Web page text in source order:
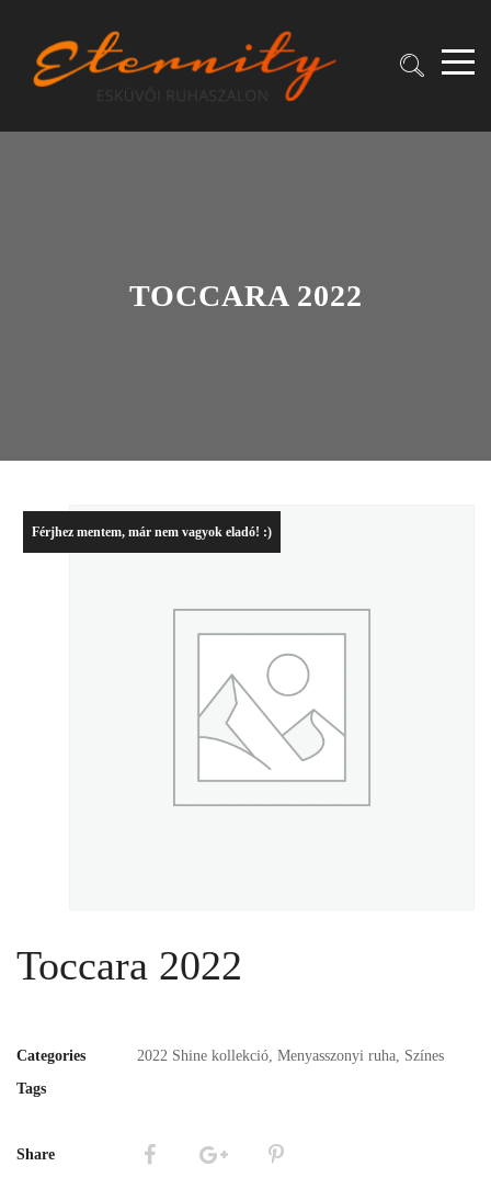
TOCCARA 2022
Férjhez mentem, már nem vagyok eladó! :)
Toccara 2022
Categories 2022 Shine kollekció, Menyasszonyi ruha, Színes
Tags
Share